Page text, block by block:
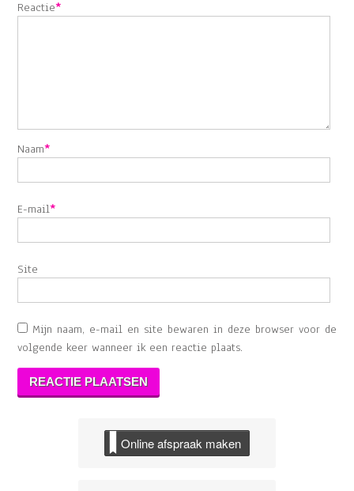
Reactie*
Naam*
E-mail*
Site
Mijn naam, e-mail en site bewaren in deze browser voor de
volgende keer wanneer ik een reactie plaats.
Online afspraak maken